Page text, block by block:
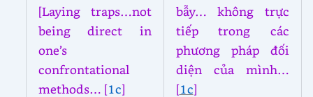
[Laying traps…not
being direct in
one’s
confrontational
methods… [1c]
bẫy… không trực
tiếp trong các
phương pháp đối
diện của mình…
[1c]